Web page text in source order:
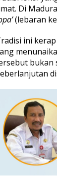
a
y
a
g
M
e
n
g
t
k
a
n
I
k
a
t
a
Di
(lebaran
ini
bukan